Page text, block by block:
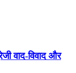
वाद-विवाद और